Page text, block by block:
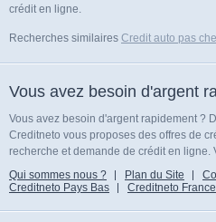
crédit en ligne.
Recherches similaires Credit auto pas
Vous avez besoin d'argent
Vous avez besoin d'argent rapidement ?
Creditneto vous proposes des offres de
recherche et demande de crédit en
Qui sommes nous ?
Plan du Site
Creditneto Pays Bas
Creditneto France